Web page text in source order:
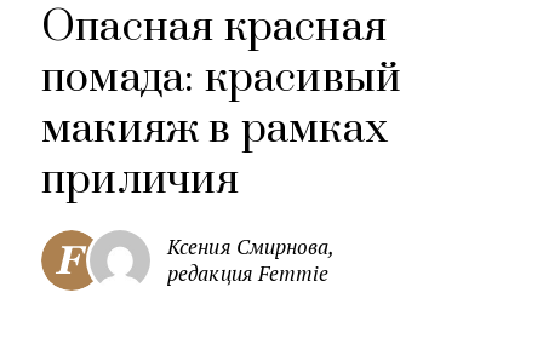
Опасная красная
помада: красивый
макияж в рамках
приличия
Ксения Смирнова,
редакция Femmie